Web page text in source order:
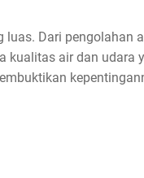
Dari pengolahan
kualitas air dan udara